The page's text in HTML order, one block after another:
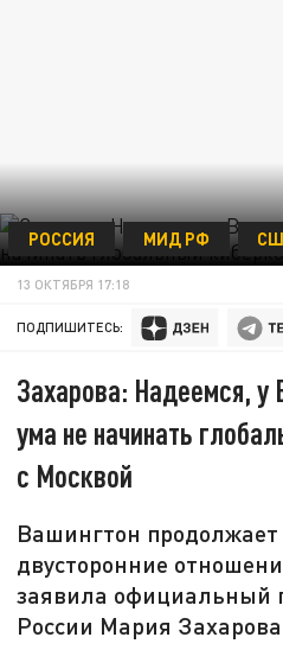
РОССИЯ МИД РФ
13 ОКТЯБРЯ 17:18
ПОДПИШИТЕСЬ:
Захарова: Надеемся, у
ума не начинать
с Москвой
Вашингтон продолжает
двусторонние
заявила официальный
России Мария